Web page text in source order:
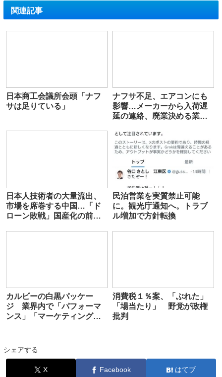
関連記事
日本商工会議所会頭「ナフ
サは足りている」
ナフサ不足、エアコンにも
影響…メーカーから入荷遅
延の連絡、廃業決める業者
日本人技術者の大量流出、
市場を席巻する中国…「ド
ローン敗戦」国産化の前途
民泊営業を実質禁止可能
に。観光庁通知へ。トラブ
ル増加で方針転換
カルビーの白黒パッケー
ジ 業界内で「パフォーマ
ンス」「マーケティング手
消費税１％案、「ぶれた」
「場当たり」 野党が政権
批判
シェアする
X Facebook はてブ